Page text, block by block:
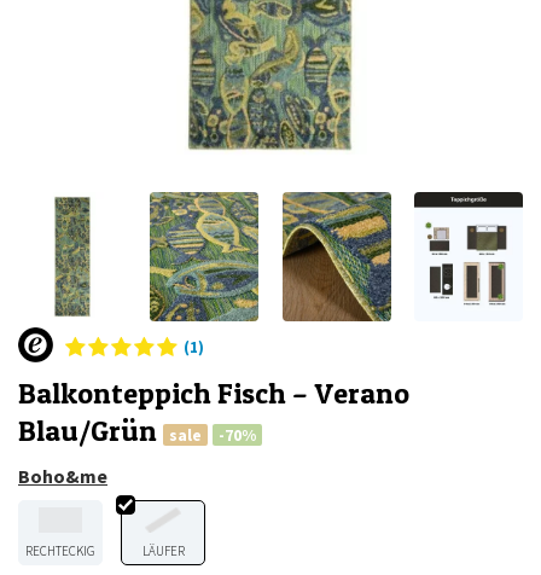
(1)
Balkonteppich Fisch – Verano
Blau/Grün
sale -70%
Boho&me
RECHTECKIG LÄUFER